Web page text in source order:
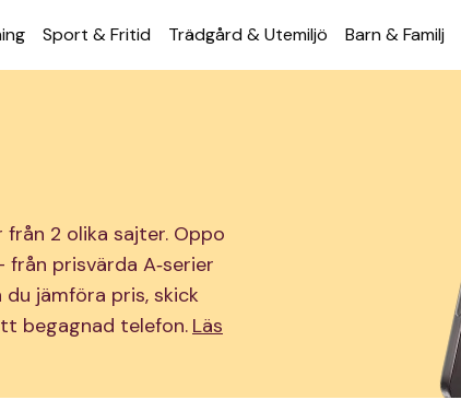
Sport & Fritid Trädgård & Utemiljö Barn & Familj
2 olika sajter. Oppo
prisvärda A‑serier
jämföra pris, skick
begagnad telefon. Läs